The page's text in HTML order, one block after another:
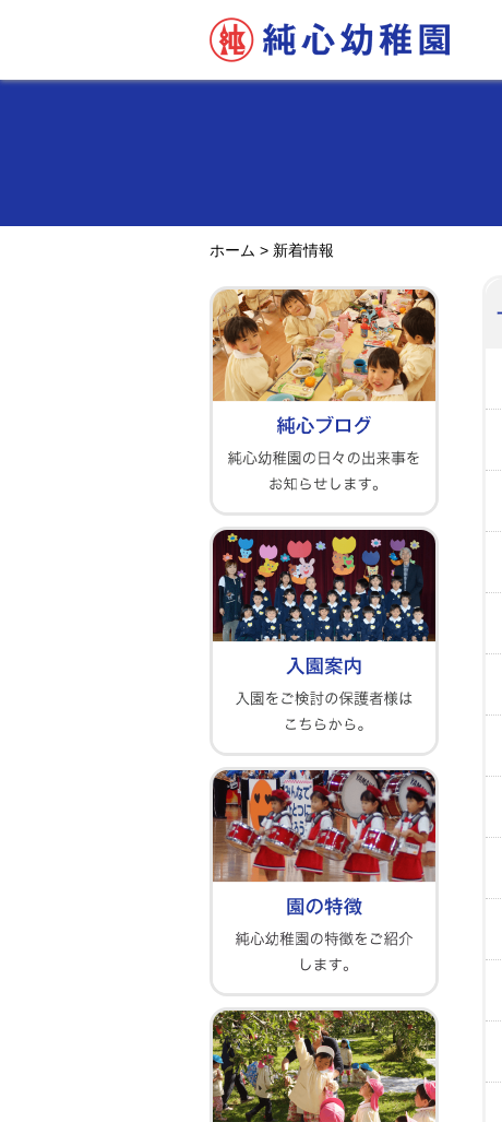
ホーム > 新着情報